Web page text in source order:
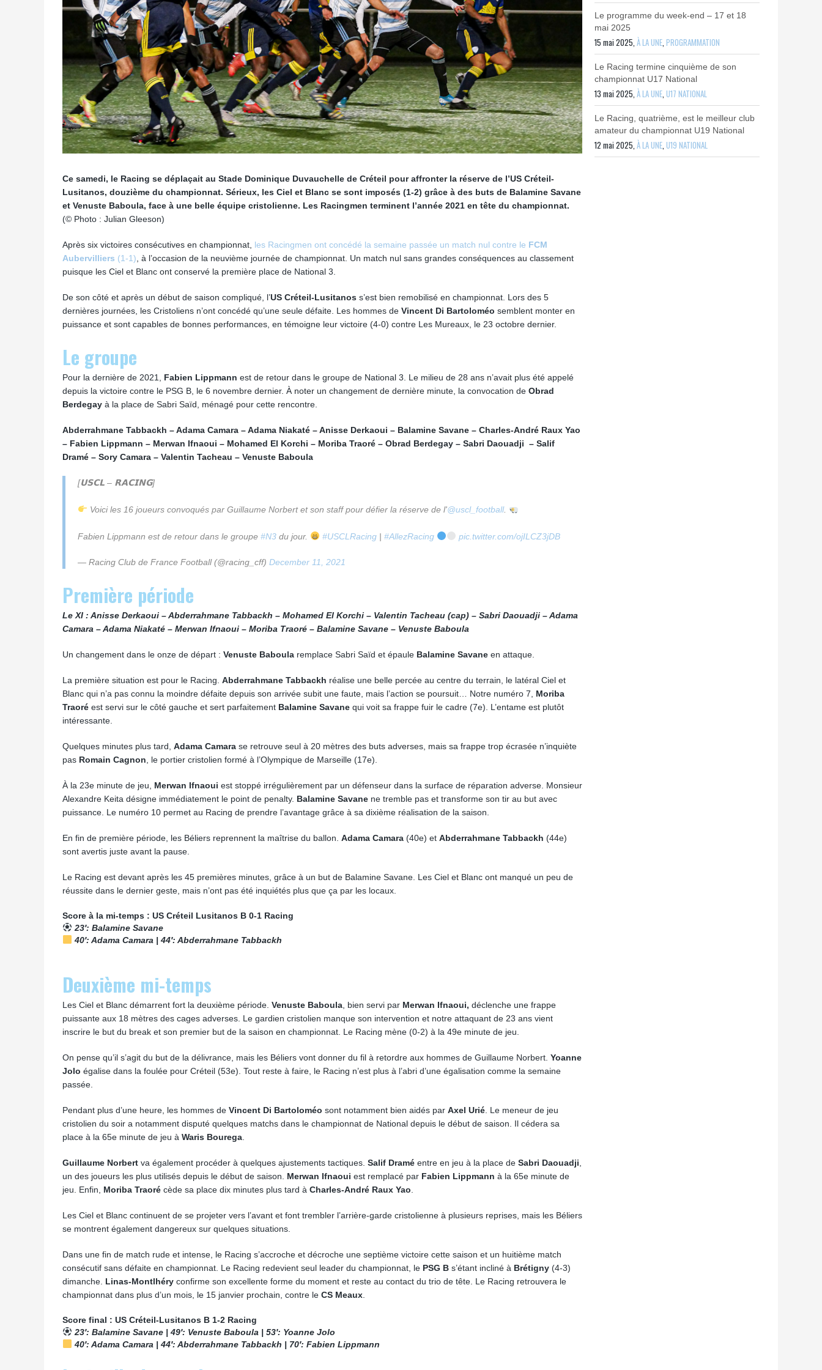
Ce samedi, le Racing se déplaçait au Stade Dominique Duvauchelle de Créteil pour affronter la réserve de l’US Créteil-
Lusitanos, douzième du championnat. Sérieux, les Ciel et Blanc se sont imposés (1-2) grâce à des buts de Balamine Savane
et Venuste Baboula, face à une belle équipe cristolienne. Les Racingmen terminent l’année 2021 en tête du championnat.
(© Photo : Julian Gleeson)
Après six victoires consécutives en championnat, les Racingmen ont concédé la semaine passée un match nul contre le FCM
Aubervilliers (1-1) , à l’occasion de la neuvième journée de championnat. Un match nul sans grandes conséquences au classement
puisque les Ciel et Blanc ont conservé la première place de National 3.
De son côté et après un début de saison compliqué, l’US Créteil-Lusitanos s’est bien remobilisé en championnat. Lors des 5
dernières journées, les Cristoliens n’ont concédé qu’une seule défaite. Les hommes de Vincent Di Bartoloméo semblent monter en
puissance et sont capables de bonnes performances, en témoigne leur victoire (4-0) contre Les Mureaux, le 23 octobre dernier.
Le groupe
Pour la dernière de 2021, Fabien Lippmann est de retour dans le groupe de National 3. Le milieu de 28 ans n’avait plus été appelé
depuis la victoire contre le PSG B, le 6 novembre dernier. À noter un changement de dernière minute, la convocation de Obrad
Berdegay à la place de Sabri Saïd, ménagé pour cette rencontre.
Abderrahmane Tabbackh – Adama Camara – Adama Niakaté – Anisse Derkaoui – Balamine Savane – Charles-André Raux Yao
– Fabien Lippmann – Merwan Ifnaoui – Mohamed El Korchi – Moriba Traoré – Obrad Berdegay – Sabri Daouadji – Salif
Dramé – Sory Camara – Valentin Tacheau – Venuste Baboula
[𝗨𝗦𝗖𝗟 – 𝗥𝗔𝗖𝗜𝗡𝗚]
Voici les 16 joueurs convoqués par Guillaume Norbert et son staff pour défier la réserve de l'@uscl_football.
Fabien Lippmann est de retour dans le groupe #N3 du jour. #USCLRacing| #AllezRacing pic.twitter.com/ojILCZ3jDB
— Racing Club de France Football (@racing_cff) December 11, 2021
Première période
Le XI : Anisse Derkaoui – Abderrahmane Tabbackh – Mohamed El Korchi – Valentin Tacheau (cap) – Sabri Daouadji – Adama
Camara – Adama Niakaté – Merwan Ifnaoui – Moriba Traoré – Balamine Savane – Venuste Baboula
Un changement dans le onze de départ : Venuste Baboula remplace Sabri Saïd et épaule Balamine Savane en attaque.
La première situation est pour le Racing. Abderrahmane Tabbackh réalise une belle percée au centre du terrain, le latéral Ciel et
Blanc qui n’a pas connu la moindre défaite depuis son arrivée subit une faute, mais l’action se poursuit… Notre numéro 7, Moriba
Traoré est servi sur le côté gauche et sert parfaitement Balamine Savane qui voit sa frappe fuir le cadre (7e). L’entame est plutôt
intéressante.
Quelques minutes plus tard, Adama Camara se retrouve seul à 20 mètres des buts adverses, mais sa frappe trop écrasée n’inquiète
pas Romain Cagnon , le portier cristolien formé à l’Olympique de Marseille (17e).
À la 23e minute de jeu, Merwan Ifnaoui est stoppé irrégulièrement par un défenseur dans la surface de réparation adverse. Monsieur
Alexandre Keita désigne immédiatement le point de penalty. Balamine Savane ne tremble pas et transforme son tir au but avec
puissance. Le numéro 10 permet au Racing de prendre l’avantage grâce à sa dixième réalisation de la saison.
En fin de première période, les Béliers reprennent la maîtrise du ballon. Adama Camara (40e) et Abderrahmane Tabbackh (44e)
sont avertis juste avant la pause.
Le Racing est devant après les 45 premières minutes, grâce à un but de Balamine Savane. Les Ciel et Blanc ont manqué un peu de
réussite dans le dernier geste, mais n’ont pas été inquiétés plus que ça par les locaux.
Score à la mi-temps : US Créteil Lusitanos B 0-1 Racing
23′: Balamine Savane
40′: Adama Camara | 44′: Abderrahmane Tabbackh
Deuxième mi-temps
Les Ciel et Blanc démarrent fort la deuxième période. Venuste Baboula , bien servi par Merwan Ifnaoui, déclenche une frappe
puissante aux 18 mètres des cages adverses. Le gardien cristolien manque son intervention et notre attaquant de 23 ans vient
inscrire le but du break et son premier but de la saison en championnat. Le Racing mène (0-2) à la 49e minute de jeu.
On pense qu’il s’agit du but de la délivrance, mais les Béliers vont donner du fil à retordre aux hommes de Guillaume Norbert. Yoanne
Jolo égalise dans la foulée pour Créteil (53e). Tout reste à faire, le Racing n’est plus à l’abri d’une égalisation comme la semaine
passée.
Pendant plus d’une heure, les hommes de Vincent Di Bartoloméo sont notamment bien aidés par Axel Urié . Le meneur de jeu
cristolien du soir a notamment disputé quelques matchs dans le championnat de National depuis le début de saison. Il cédera sa
place à la 65e minute de jeu à Waris Bourega
Guillaume Norbert va également procéder à quelques ajustements tactiques. Salif Dramé entre en jeu à la place de Sabri Daouadji
un des joueurs les plus utilisés depuis le début de saison. Merwan Ifnaoui est remplacé par Fabien Lippmann à la 65e minute de
jeu. Enfin, Moriba Traoré cède sa place dix minutes plus tard à Charles-André Raux Yao
Les Ciel et Blanc continuent de se projeter vers l’avant et font trembler l’arrière-garde cristolienne à plusieurs reprises, mais les Béliers
se montrent également dangereux sur quelques situations.
Dans une fin de match rude et intense, le Racing s’accroche et décroche une septième victoire cette saison et un huitième match
consécutif sans défaite en championnat. Le Racing redevient seul leader du championnat, le PSG B s’étant incliné à Brétigny (4-3)
dimanche. Linas-Montlhéry confirme son excellente forme du moment et reste au contact du trio de tête. Le Racing retrouvera le
championnat dans plus d’un mois, le 15 janvier prochain, contre le CS Meaux
Score final : US Créteil-Lusitanos B 1-2 Racing
23′: Balamine Savane | 49′: Venuste Baboula | 53′: Yoanne Jolo
40′: Adama Camara | 44′: Abderrahmane Tabbackh | 70′: Fabien Lippmann
Le programme du week-end – 17 et 18
mai 2025
15 mai 2025,À LA UNE,PROGRAMMATION
Le Racing termine cinquième de son
championnat U17 National
13 mai 2025,À LA UNE,U17 NATIONAL
Le Racing, quatrième, est le meilleur club
amateur du championnat U19 National
12 mai 2025,À LA UNE,U19 NATIONAL